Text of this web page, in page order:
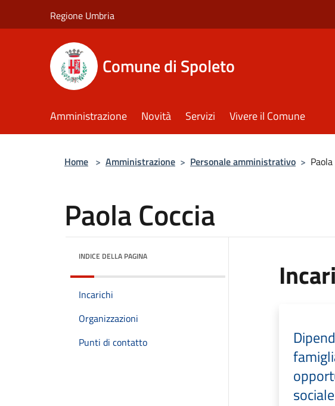
Regione Umbria
Comune di Spoleto
Amministrazione Novità Servizi Vivere il Comune
Home > Amministrazione > Personale amministrativo >
Paola Coccia
INDICE DELLA PAGINA
Incarichi
Organizzazioni
Punti di contatto
sociale